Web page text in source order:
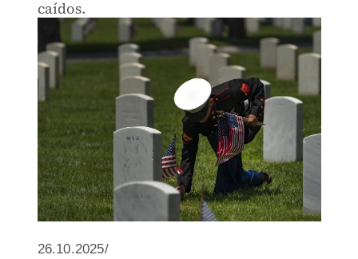
caídos.
26.10.2025/